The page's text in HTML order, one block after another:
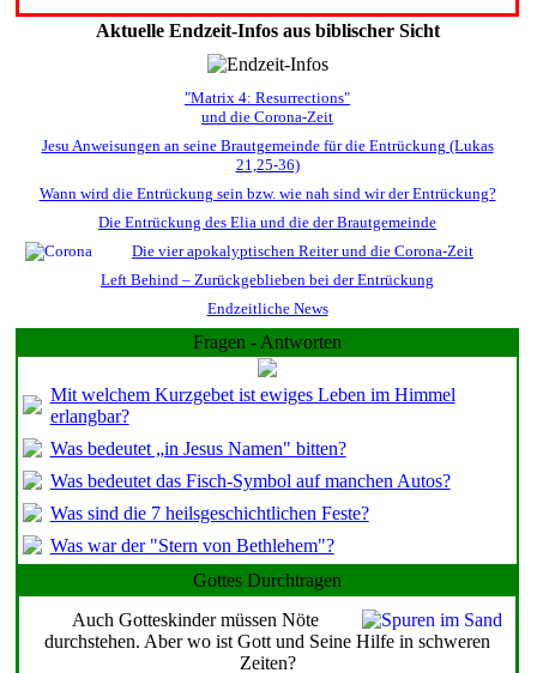
Aktuelle Endzeit-Infos aus biblischer Sicht
"Matrix 4: Resurrections"
und die Corona-Zeit
Jesu Anweisungen an seine Brautgemeinde für die Entrückung (Lukas
21,25-36)
Wann wird die Entrückung sein bzw. wie nah sind wir der Entrückung?
Die Entrückung des Elia und die der Brautgemeinde
Die vier apokalyptischen Reiter und die Corona-Zeit
Left Behind – Zurückgeblieben bei der Entrückung
Endzeitliche News
Fragen - Antworten
Mit welchem Kurzgebet ist ewiges Leben im Himmel
erlangbar?
Was bedeutet „in Jesus Namen" bitten?
Was bedeutet das Fisch-Symbol auf manchen Autos?
Was sind die 7 heilsgeschichtlichen Feste?
Was war der "Stern von Bethlehem"?
Gottes Durchtragen
Auch Gotteskinder müssen Nöte
durchstehen. Aber wo ist Gott und Seine Hilfe in schweren
Zeiten?